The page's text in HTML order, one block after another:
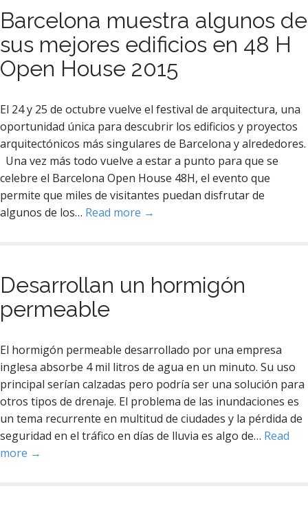
Barcelona muestra algunos de
sus mejores edificios en 48 H
Open House 2015
El 24 y 25 de octubre vuelve el festival de arquitectura, una
oportunidad única para descubrir los edificios y proyectos
arquitectónicos más singulares de Barcelona y alrededores.
Una vez más todo vuelve a estar a punto para que se
celebre el Barcelona Open House 48H, el evento que
permite que miles de visitantes puedan disfrutar de
algunos de los… Read more →
Desarrollan un hormigón
permeable
El hormigón permeable desarrollado por una empresa
inglesa absorbe 4 mil litros de agua en un minuto. Su uso
principal serían calzadas pero podría ser una solución para
otros tipos de drenaje. El problema de las inundaciones es
un tema recurrente en multitud de ciudades y la pérdida de
seguridad en el tráfico en días de lluvia es algo de… Read
more →